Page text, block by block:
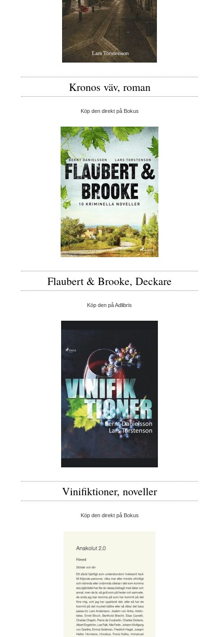
Kronos väv, roman
Köp den direkt på Bokus
Flaubert & Brooke, Deckare
Köp den på Adlibris
Vinifiktioner, noveller
Köp den direkt på Bokus